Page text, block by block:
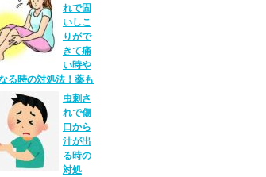
れで固
いしこ
りがで
きて痛
い時や
る時の対処法！薬も
虫刺さ
れで傷
口から
汁が出
る時の
対処